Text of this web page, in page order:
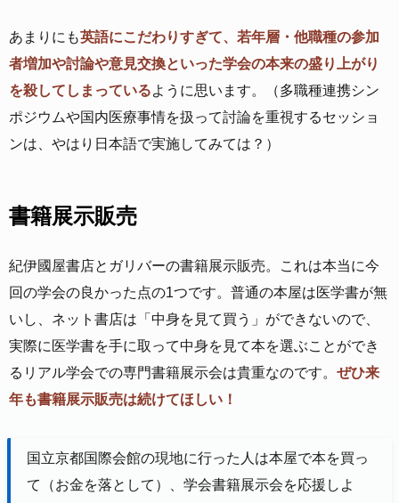
あまりにも英語にこだわりすぎて、若年層・他職種の参加
者増加や討論や意見交換といった学会の本来の盛り上がり
を殺してしまっているように思います。（多職種連携シン
ポジウムや国内医療事情を扱って討論を重視するセッショ
ンは、やはり日本語で実施してみては？）
書籍展示販売
紀伊國屋書店とガリバーの書籍展示販売。これは本当に今
回の学会の良かった点の1つです。普通の本屋は医学書が無
いし、ネット書店は「中身を見て買う」ができないので、
実際に医学書を手に取って中身を見て本を選ぶことができ
るリアル学会での専門書籍展示会は貴重なのです。 ぜひ来
年も書籍展示販売は続けてほしい！
国立京都国際会館の現地に行った人は本屋で本を買っ
て（お金を落として）、学会書籍展示会を応援しよ